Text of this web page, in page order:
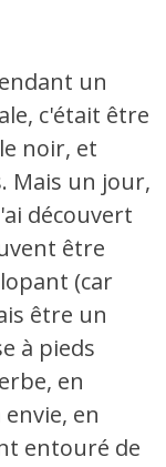
un
c'était être
noir, et
Mais un jour,
découvert
être
(car
être un
à pieds
en
en
entouré de